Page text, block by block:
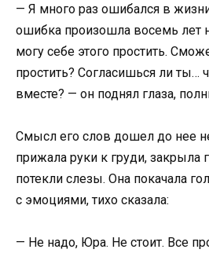
— Я много раз ошибался в
ошибка произошла восемь лет
могу себе этого простить.
простить? Согласишься ли
вместе? — он поднял глаза,
Смысл его слов дошел до нее
прижала руки к груди, закрыла
потекли слезы. Она покачала
с эмоциями, тихо сказала:
— Не надо, Юра. Не стоит. Все